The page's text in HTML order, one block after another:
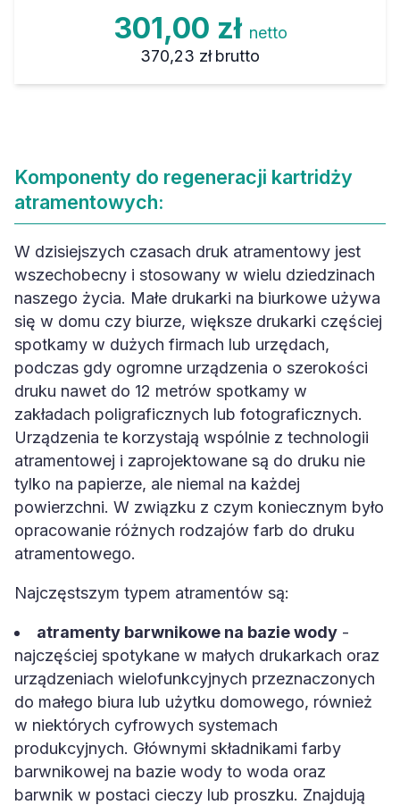
301,00 zł netto
370,23 zł brutto
Komponenty do regeneracji kartridży
atramentowych:
W dzisiejszych czasach druk atramentowy jest
wszechobecny i stosowany w wielu dziedzinach
naszego życia. Małe drukarki na biurkowe używa
się w domu czy biurze, większe drukarki częściej
spotkamy w dużych firmach lub urzędach,
podczas gdy ogromne urządzenia o szerokości
druku nawet do 12 metrów spotkamy w
zakładach poligraficznych lub fotograficznych.
Urządzenia te korzystają wspólnie z technologii
atramentowej i zaprojektowane są do druku nie
tylko na papierze, ale niemal na każdej
powierzchni. W związku z czym koniecznym było
opracowanie różnych rodzajów farb do druku
atramentowego.
Najczęstszym typem atramentów są:
atramenty barwnikowe na bazie wody -
najczęściej spotykane w małych drukarkach oraz
urządzeniach wielofunkcyjnych przeznaczonych
do małego biura lub użytku domowego, również
w niektórych cyfrowych systemach
produkcyjnych. Głównymi składnikami farby
barwnikowej na bazie wody to woda oraz
barwnik w postaci cieczy lub proszku. Znajdują